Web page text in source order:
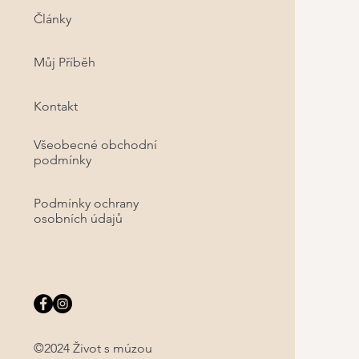
Články
Můj Příběh
Kontakt
Všeobecné obchodní
podmínky
Podmínky ochrany
osobních údajů
©2024 Život s múzou